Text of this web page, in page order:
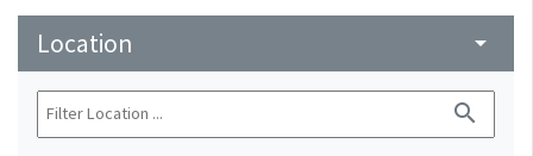
Location arrow_drop_down
search